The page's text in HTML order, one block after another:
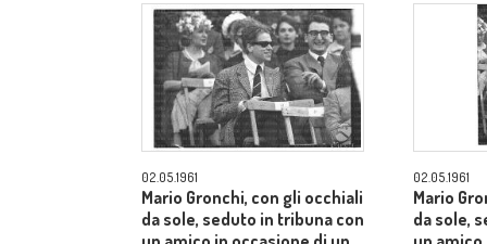
02.05.1961
Mario Gronchi, con gli occhiali
da sole, seduto in tribuna con
02.05.1961
Mario
da sole,